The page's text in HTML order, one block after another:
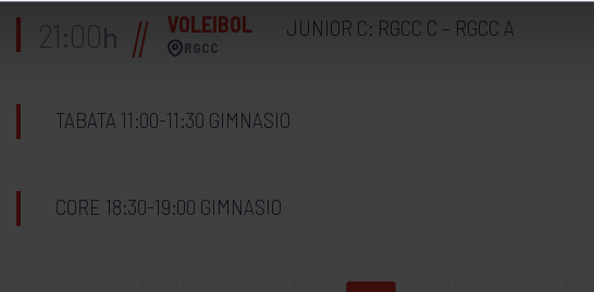
21:00h VOLEIBOL
RGCC
JUNIOR C: RGCC C – RGCC A
TABATA 11:00-11:30 GIMNASIO
CORE 18:30-19:00 GIMNASIO